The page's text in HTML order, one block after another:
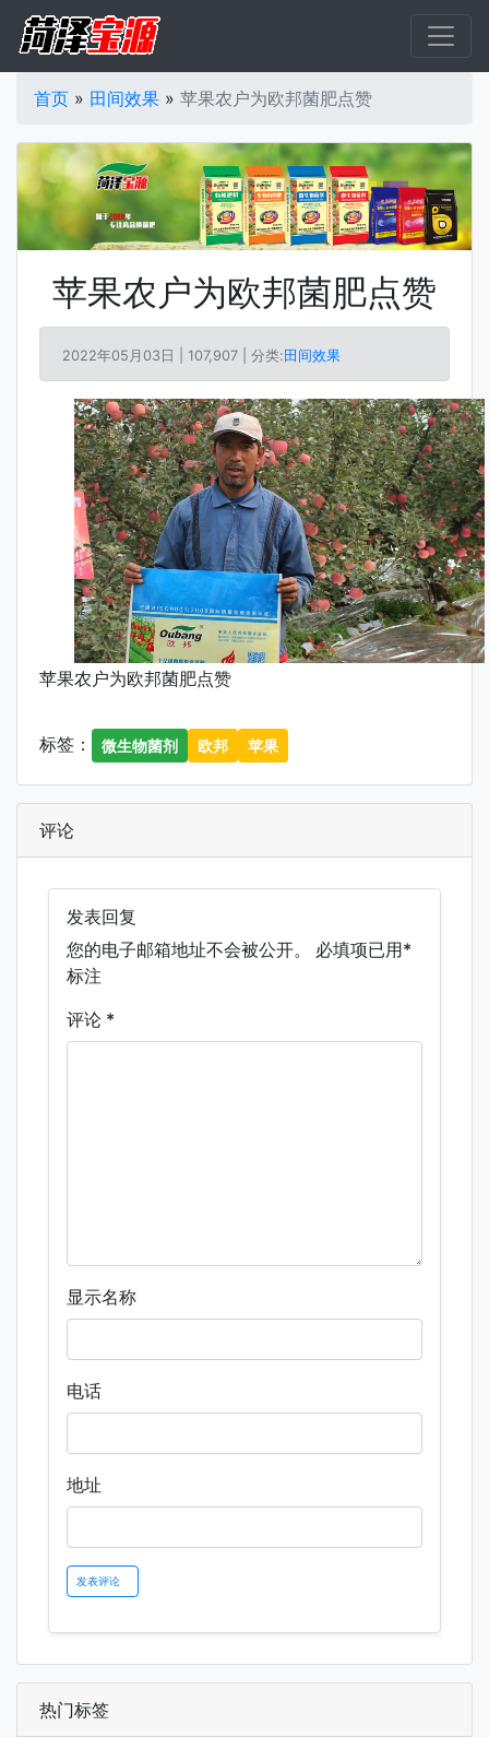
首页 » 田间效果 » 苹果农户为欧邦菌肥点赞
苹果农户为欧邦菌肥点赞
2022年05月03日 | 107,907 | 分类: 田间效果
苹果农户为欧邦菌肥点赞
标签： 微生物菌剂 欧邦 苹果
评论
发表回复
您的电子邮箱地址不会被公开。
必填项已用*
标注
评论 *
显示名称
电话
地址
热门标签